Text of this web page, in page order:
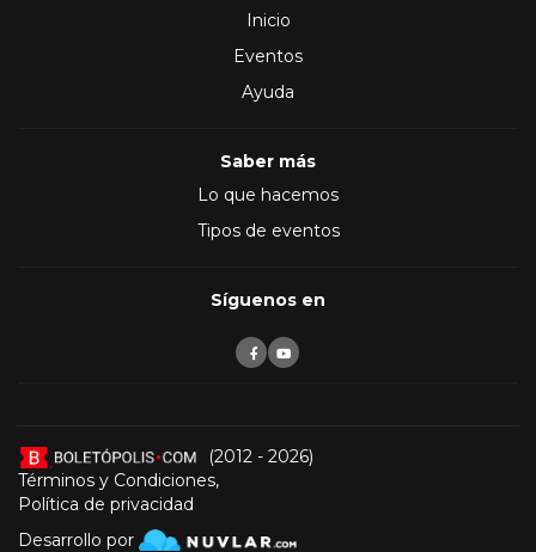
Inicio
Eventos
Ayuda
Saber más
Lo que hacemos
Tipos de eventos
Síguenos en
(2012 - 2026)
Términos y Condiciones,
Política de privacidad
Desarrollo por